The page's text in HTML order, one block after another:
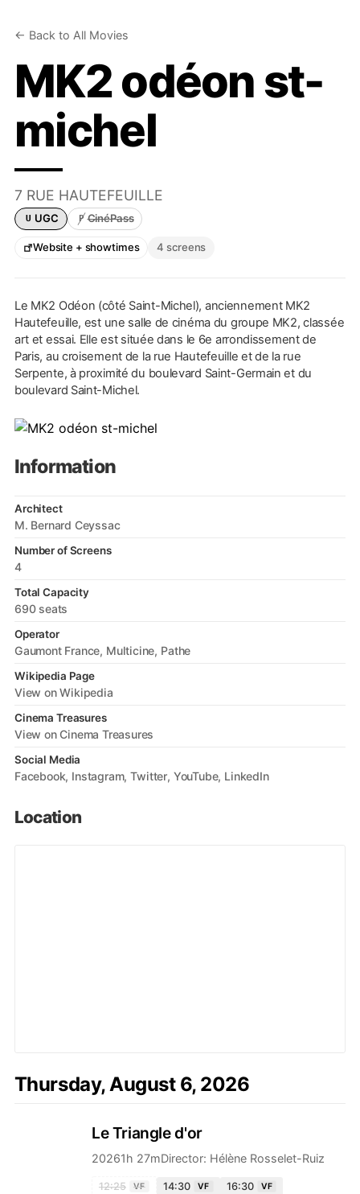
← Back to All Movies
MK2 odéon st-
michel
7 RUE HAUTEFEUILLE
UGC card accepted
U UGC Pathé CinéPass not accepted
P CinéPass
Website + showtimes 4 screens
Le MK2 Odéon (côté Saint-Michel), anciennement MK2
Hautefeuille, est une salle de cinéma du groupe MK2, classée
art et essai. Elle est située dans le 6e arrondissement de
Paris, au croisement de la rue Hautefeuille et de la rue
Serpente, à proximité du boulevard Saint-Germain et du
boulevard Saint-Michel.
Information
Architect
M. Bernard Ceyssac
Number of Screens
4
Total Capacity
690 seats
Operator
Gaumont France Multicine Pathe
Wikipedia Page
View on Wikipedia
Cinema Treasures
View on Cinema Treasures
Social Media
Facebook Instagram Twitter YouTube LinkedIn
Location
Thursday, August 6, 2026
Le Triangle d'or
20261h 27mDirector: Hélène Rosselet-Ruiz
12:25 VF 14:30 VF 16:30 VF